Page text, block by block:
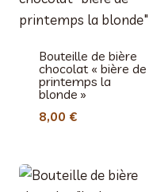
Bouteille de bière
chocolat « bière de
printemps la
blonde »
8,00 €